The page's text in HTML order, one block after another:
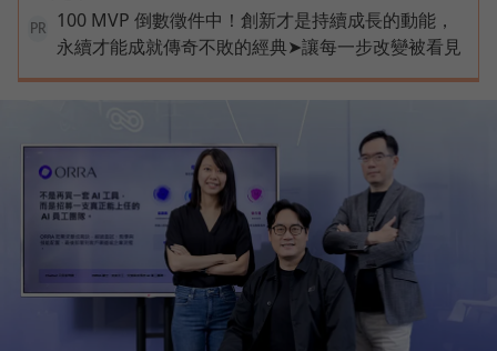
PR
100 MVP 倒數徵件中！創新才是持續成長的動能，
永續才能成就傳奇不敗的經典➤讓每一步改變被看見